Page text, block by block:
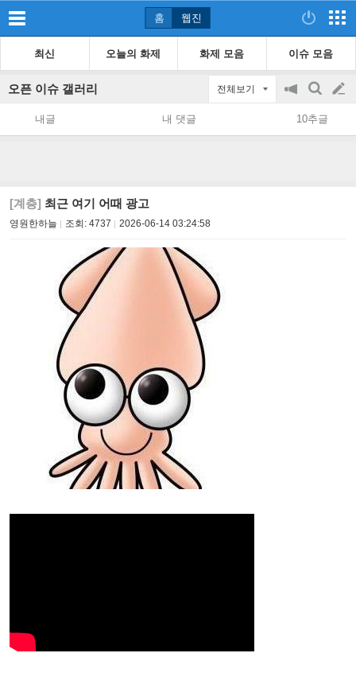
홈 웹진
최신 오늘의 화제 화제 모음 이슈 모음
오픈 이슈 갤러리 전체보기
공
지
on/off
검
색
글
쓰
내글 내 댓글 10추글
[계층] 최근 여기 어때 광고
영원한하늘 조회: 4737 2026-06-14 03:24:58